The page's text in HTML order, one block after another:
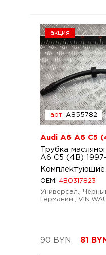
акция
арт. A855782
Audi A6 A6 C5
Трубка
A6 C5 (4B)
Комплектующие
OEM: 4B0317823
Универсал.;
Германии.;
90 BYN 81